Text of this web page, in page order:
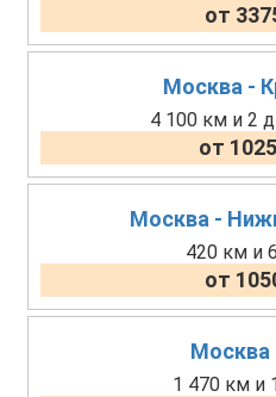
от
Москва -
4 100 км и 2
от
Москва -
420 км и
от
Москва
1 470 км и